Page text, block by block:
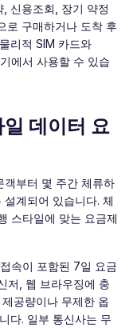
신용조회, 장기 약정
로 구매하거나 도착 후
리적 SIM 카드와
에서 사용할 수 있습
데이터 요
객부터 몇 주간 체류하
계되어 있습니다. 체
스타일에 맞는 요금제
속이 포함된 7일 요금
저, 웹 브라우징에 충
공량이나 무제한 옵
다. 일부 통신사는 무